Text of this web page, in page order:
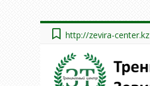
http://zevira-center.kz